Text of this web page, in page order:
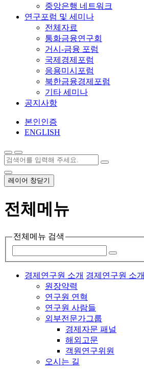
중앙은행 네트워크
연구포럼 및 세미나
전체자료
통화금융연구회
거시-금융 포럼
국제경제포럼
응용미시포럼
북한금융경제포럼
기타 세미나
공지사항
본인인증
ENGLISH
레이어 창닫기
전체메뉴
전체메뉴 검색
경제연구원 소개 경제연구원 소개
원장약력
연구원 연혁
연구원 사람들
외부전문가그룹
경제자문 패널
해외고문
객원연구위원
오시는 길